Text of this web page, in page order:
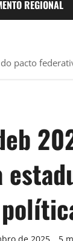
REGIONAL
pacto